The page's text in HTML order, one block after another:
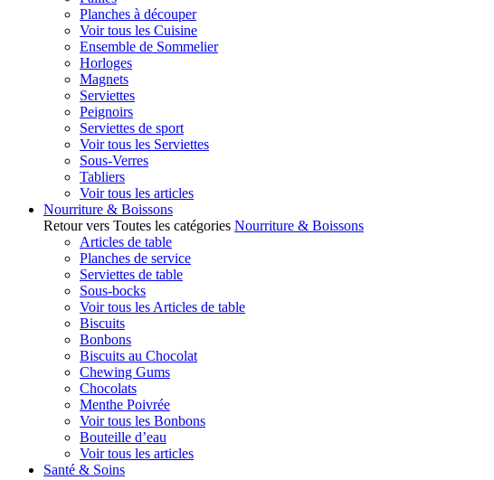
Planches à découper
Voir tous les Cuisine
Ensemble de Sommelier
Horloges
Magnets
Serviettes
Peignoirs
Serviettes de sport
Voir tous les Serviettes
Sous-Verres
Tabliers
Voir tous les articles
Nourriture & Boissons
Retour vers Toutes les catégories Nourriture & Boissons
Articles de table
Planches de service
Serviettes de table
Sous-bocks
Voir tous les Articles de table
Biscuits
Bonbons
Biscuits au Chocolat
Chewing Gums
Chocolats
Menthe Poivrée
Voir tous les Bonbons
Bouteille d’eau
Voir tous les articles
Santé & Soins